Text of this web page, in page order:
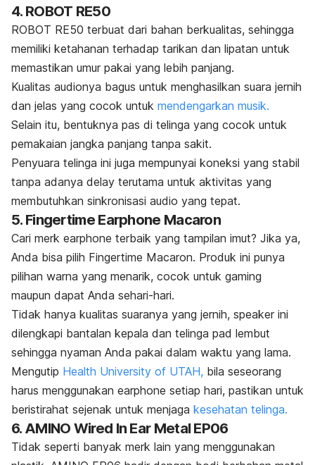
4. ROBOT RE50
ROBOT RE50 terbuat dari bahan berkualitas, sehingga
memiliki ketahanan terhadap tarikan dan lipatan untuk
memastikan umur pakai yang lebih panjang.
Kualitas audionya bagus untuk menghasilkan suara jernih
dan jelas yang cocok untuk mendengarkan musik.
Selain itu, bentuknya pas di telinga yang cocok untuk
pemakaian jangka panjang tanpa sakit.
Penyuara telinga ini juga mempunyai koneksi yang stabil
tanpa adanya delay terutama untuk aktivitas yang
membutuhkan sinkronisasi audio yang tepat.
5. Fingertime Earphone Macaron
Cari merk earphone terbaik yang tampilan imut? Jika ya,
Anda bisa pilih Fingertime Macaron. Produk ini punya
pilihan warna yang menarik, cocok untuk gaming
maupun dapat Anda sehari-hari.
Tidak hanya kualitas suaranya yang jernih, speaker ini
dilengkapi bantalan kepala dan telinga pad lembut
sehingga nyaman Anda pakai dalam waktu yang lama.
Mengutip Health University of UTAH, bila seseorang
harus menggunakan earphone setiap hari, pastikan untuk
beristirahat sejenak untuk menjaga kesehatan telinga.
6. AMINO Wired In Ear Metal EP06
Tidak seperti banyak merk lain yang menggunakan